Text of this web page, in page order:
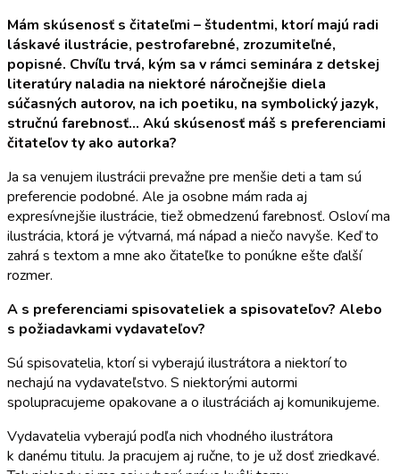
Mám skúsenosť s čitateľmi – študentmi, ktorí majú radi
láskavé ilustrácie, pestrofarebné, zrozumiteľné,
popisné. Chvíľu trvá, kým sa v rámci seminára z detskej
literatúry naladia na niektoré náročnejšie diela
súčasných autorov, na ich poetiku, na symbolický jazyk,
stručnú farebnosť… Akú skúsenosť máš s preferenciami
čitateľov ty ako autorka?
Ja sa venujem ilustrácii prevažne pre menšie deti a tam sú
preferencie podobné. Ale ja osobne mám rada aj
expresívnejšie ilustrácie, tiež obmedzenú farebnosť. Osloví ma
ilustrácia, ktorá je výtvarná, má nápad a niečo navyše. Keď to
zahrá s textom a mne ako čitateľke to ponúkne ešte ďalší
rozmer.
A s preferenciami spisovateliek a spisovateľov? Alebo
s požiadavkami vydavateľov?
Sú spisovatelia, ktorí si vyberajú ilustrátora a niektorí to
nechajú na vydavateľstvo. S niektorými autormi
spolupracujeme opakovane a o ilustráciách aj komunikujeme.
Vydavatelia vyberajú podľa nich vhodného ilustrátora
k danému titulu. Ja pracujem aj ručne, to je už dosť zriedkavé.